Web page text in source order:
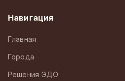
Навигация
Главная
Города
Решения ЭДО